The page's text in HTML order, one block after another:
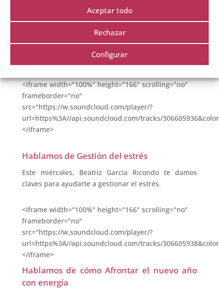
Aceptar todo
Rechazar
Configurar
Hablamos de Oratoria
Este miércoles, Beatriz García Ricondo te da una
serie de claves que te pueden ayudar a hablar en
<iframe width="100%" height="166" scrolling="no"
frameborder="no"
src="https://w.soundcloud.com/player/?
url=https%3A//api.soundcloud.com/tracks/
</iframe>
Hablamos de Gestión del estrés
Este miércoles, Beatriz García Ricondo te damos
claves para ayudarte a gestionar el estrés.
<iframe width="100%" height="166" scrolling="no"
frameborder="no"
src="https://w.soundcloud.com/player/?
url=https%3A//api.soundcloud.com/tracks/
</iframe>
Hablamos de cómo Afrontar el nuevo año
con energía